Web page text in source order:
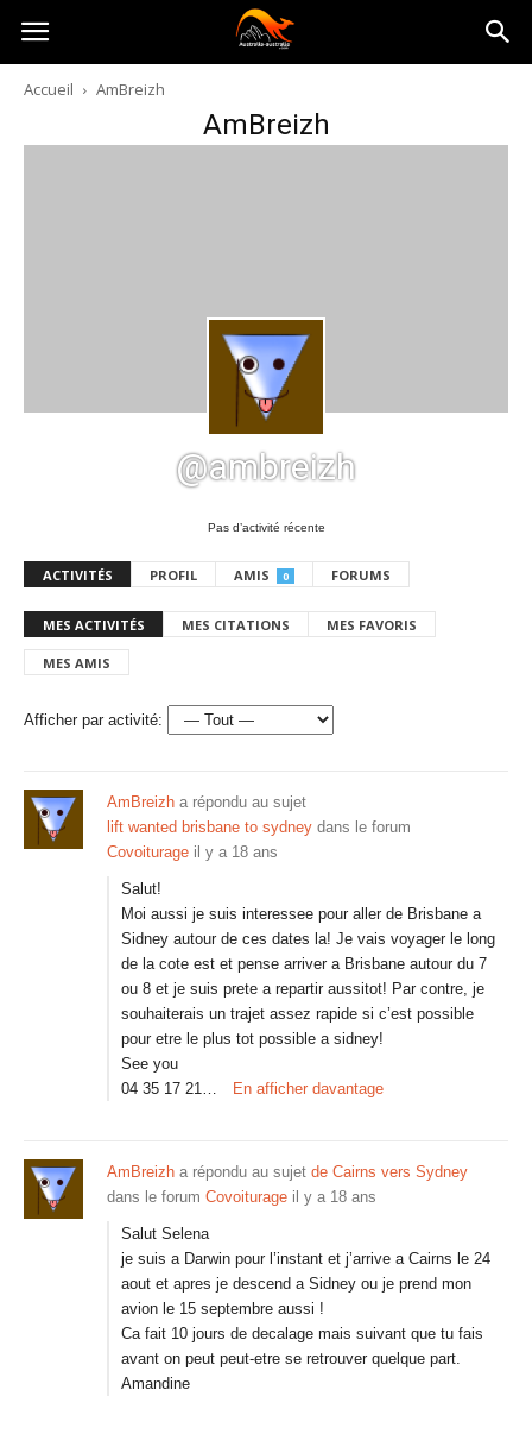
Australia-
australie.com
Accueil AmBreizh
AmBreizh
@ambreizh
Pas d’activité récente
ACTIVITÉS PROFIL AMIS 0 FORUMS
MES ACTIVITÉS MES CITATIONS MES FAVORIS
MES AMIS
Afficher par activité:
AmBreizh a répondu au sujet
lift wanted brisbane to sydney dans le forum
Covoiturage il y a 18 ans
Salut!
Moi aussi je suis interessee pour aller de Brisbane a
Sidney autour de ces dates la! Je vais voyager le long
de la cote est et pense arriver a Brisbane autour du 7
ou 8 et je suis prete a repartir aussitot! Par contre, je
souhaiterais un trajet assez rapide si c’est possible
pour etre le plus tot possible a sidney!
See you
04 35 17 21…
En afficher davantage
AmBreizh a répondu au sujet de Cairns vers Sydney
dans le forum Covoiturage il y a 18 ans
Salut Selena
je suis a Darwin pour l’instant et j’arrive a Cairns le 24
aout et apres je descend a Sidney ou je prend mon
avion le 15 septembre aussi !
Ca fait 10 jours de decalage mais suivant que tu fais
avant on peut peut-etre se retrouver quelque part.
Amandine